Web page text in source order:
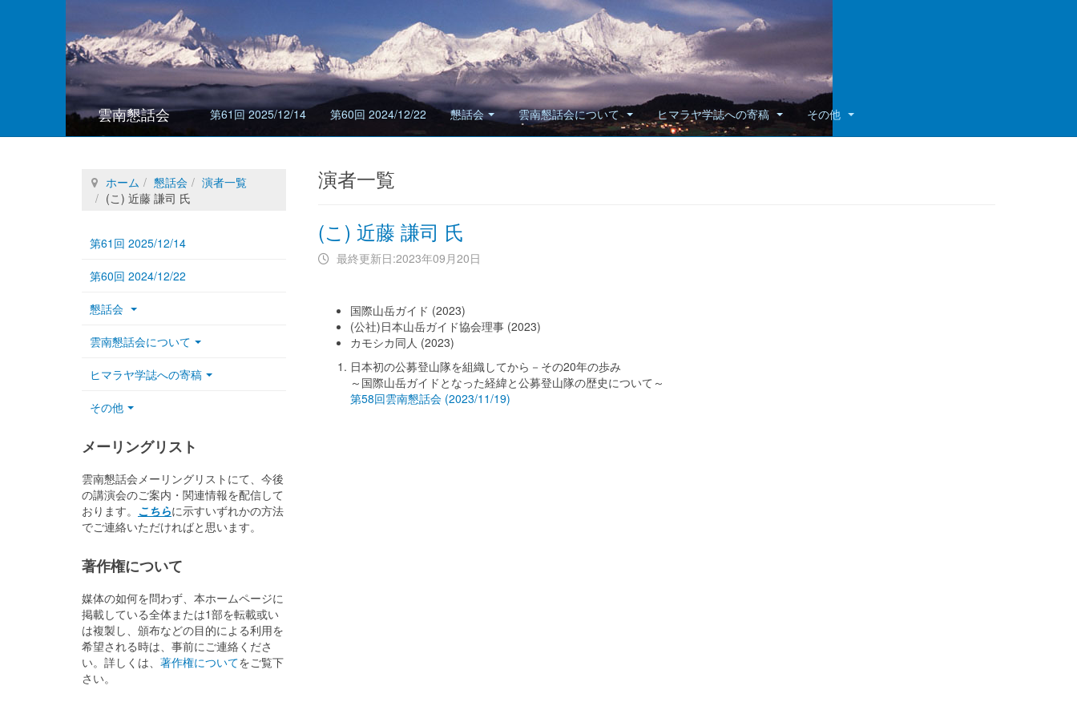
雲南懇話会 第61回 2025/12/14 第60回 2024/12/22 懇話会 雲南懇話会について ヒマラヤ学誌への寄稿 その他
演者一覧
(こ) 近藤 謙司 氏
最終更新日:2023年09月20日
国際山岳ガイド (2023)
(公社)日本山岳ガイド協会理事 (2023)
カモシカ同人 (2023)
日本初の公募登山隊を組織してから－その20年の歩み
～国際山岳ガイドとなった経緯と公募登山隊の歴史について～
第58回雲南懇話会 (2023/11/19)
ホーム 懇話会
演者一覧
(こ) 近藤 謙司 氏
第61回 2025/12/14
第60回 2024/12/22
懇話会
雲南懇話会について
ヒマラヤ学誌への寄稿
その他
メーリングリスト
雲南懇話会メーリングリストにて、今後
の講演会のご案内・関連情報を配信して
おります。 こちらに示すいずれかの方法
でご連絡いただければと思います。
著作権について
媒体の如何を問わず、本ホームページに
掲載している全体または1部を転載或い
は複製し、頒布などの目的による利用を
希望される時は、事前にご連絡くださ
い。詳しくは、 著作権についてをご覧下
さい。